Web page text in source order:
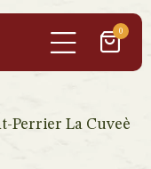
0
Perrier La Cuveè